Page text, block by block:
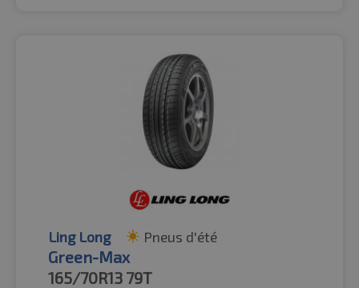
Ling Long Pneus d'été
Green-Max
165/70R13 79T